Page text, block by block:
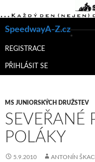
SpeedwayA-Z.cz
K
WEBU
REGISTRACE
PŘIHLÁSIT SE
MS JUNIORSKÝCH DRUŽSTEV
SEVEŘANÉ
POLÁKY
5.9.2010 ANTONÍN